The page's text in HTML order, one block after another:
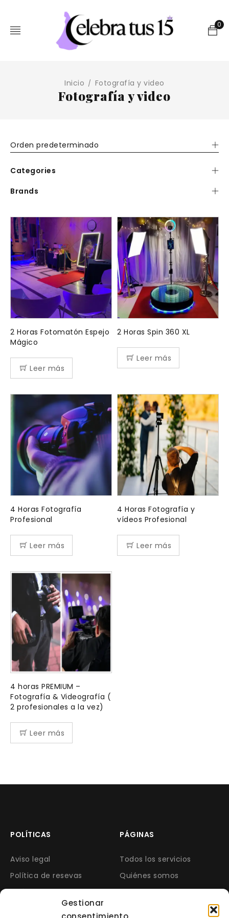
Gestionar
0
Inicio / Fotografía y video
Fotografía y video
Orden predeterminado
Categories
Brands
2 Horas Fotomatón Espejo
Mágico
Leer más
2 Horas Spin 360 XL
Leer más
4 Horas Fotografía
Profesional
Leer más
4 Horas Fotografía y
vídeos Profesional
Leer más
4 horas PREMIUM –
Fotografía & Videografía (
2 profesionales a la vez)
Leer más
POLÍTICAS
Aviso legal
Política de resevas
Política de cookies
Política privacidad
PÁGINAS
Todos los servicios
Quiénes somos
Opiniones